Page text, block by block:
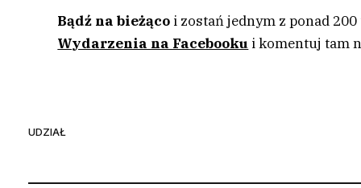
Bądź na bieżąco i zostań jednym z ponad
Wydarzenia na Facebooku i komentuj tam
UDZIAŁ